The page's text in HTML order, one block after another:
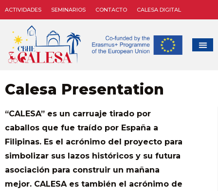
ACTIVIDADES SEMINARIOS CONTACTO CALESA DIGITAL
Calesa Presentation
“CALESA” es un carruaje tirado por
caballos que fue traído por España a
Filipinas. Es el acrónimo del proyecto para
simbolizar sus lazos históricos y su futura
asociación para construir un mañana
mejor. CALESA es también el acrónimo de